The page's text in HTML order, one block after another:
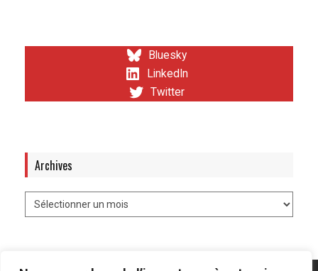
Bluesky
LinkedIn
Twitter
Archives